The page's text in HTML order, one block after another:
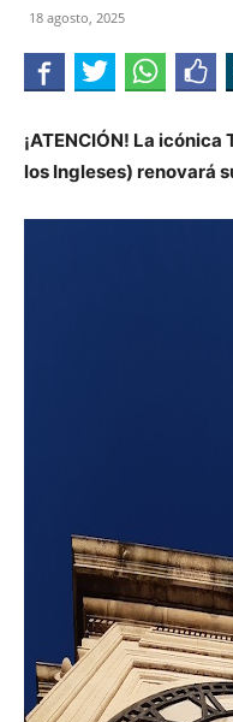
18 agosto, 2025
¡ATENCIÓN! La
los Ingleses) renovará